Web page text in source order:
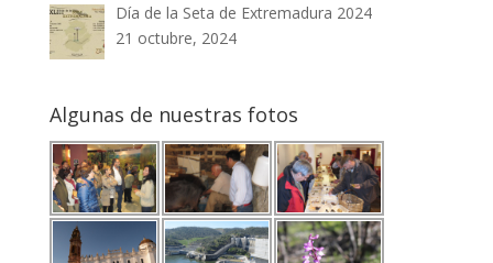
Día de la Seta de Extremadura 2024
21 octubre, 2024
Algunas de nuestras fotos